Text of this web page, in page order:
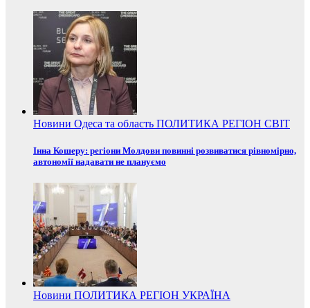
Новини Одеса та область ПОЛИТИКА РЕГІОН СВІТ
Інна Кошеру: регіони Молдови повинні розвиватися рівномірно,
автономії надавати не плануємо
Новини ПОЛИТИКА РЕГІОН УКРАЇНА